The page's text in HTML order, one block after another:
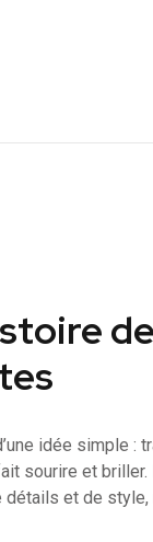
idée simple :
sourire et
détails et de